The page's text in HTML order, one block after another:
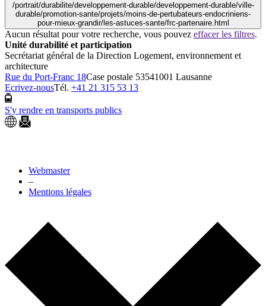
/portrait/durabilite/developpement-durable/developpement-durable/ville-
durable/promotion-sante/projets/moins-de-pertubateurs-endocriniens-
pour-mieux-grandir/les-astuces-sante/frc-partenaire.html
Aucun résultat pour votre recherche, vous pouvez effacer les filtres.
Unité durabilité et participation
Secrétariat général de la Direction Logement, environnement et
architecture
Rue du Port-Franc 18Case postale 53541001 Lausanne
Ecrivez-nousTél. +41 21 315 53 13
S'y rendre en transports publics
Webmaster
–
Mentions légales